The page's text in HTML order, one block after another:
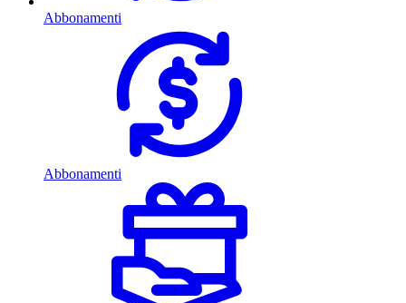
Abbonamenti
Abbonamenti